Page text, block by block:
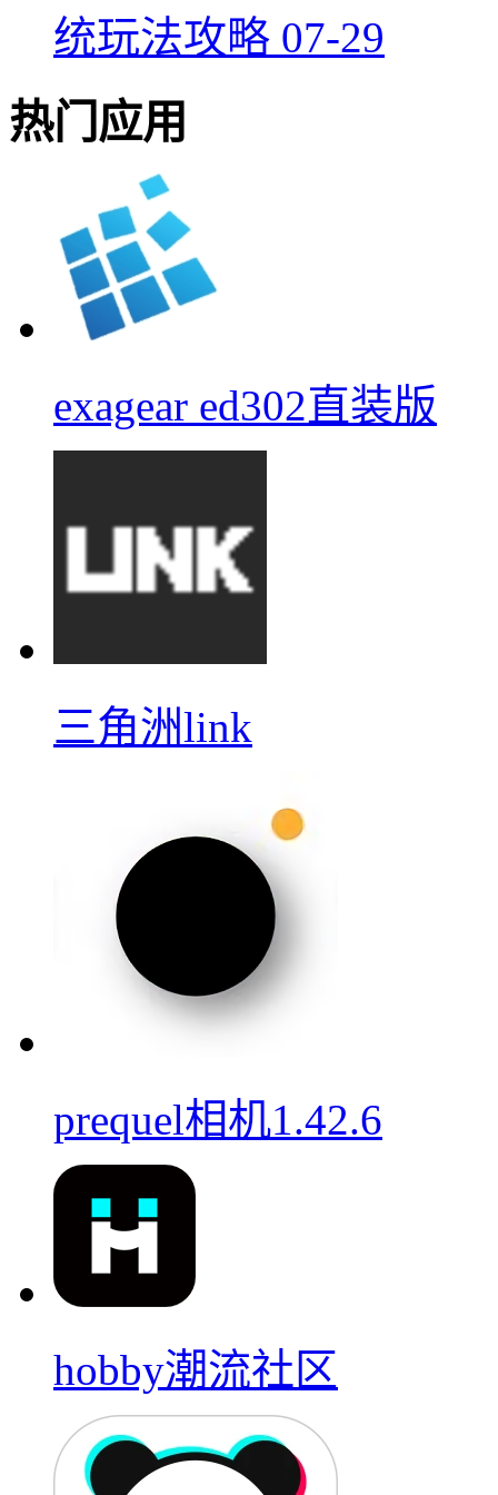
统玩法攻略 07-29
热门应用
exagear ed302直装版
三角洲link
prequel相机1.42.6
hobby潮流社区